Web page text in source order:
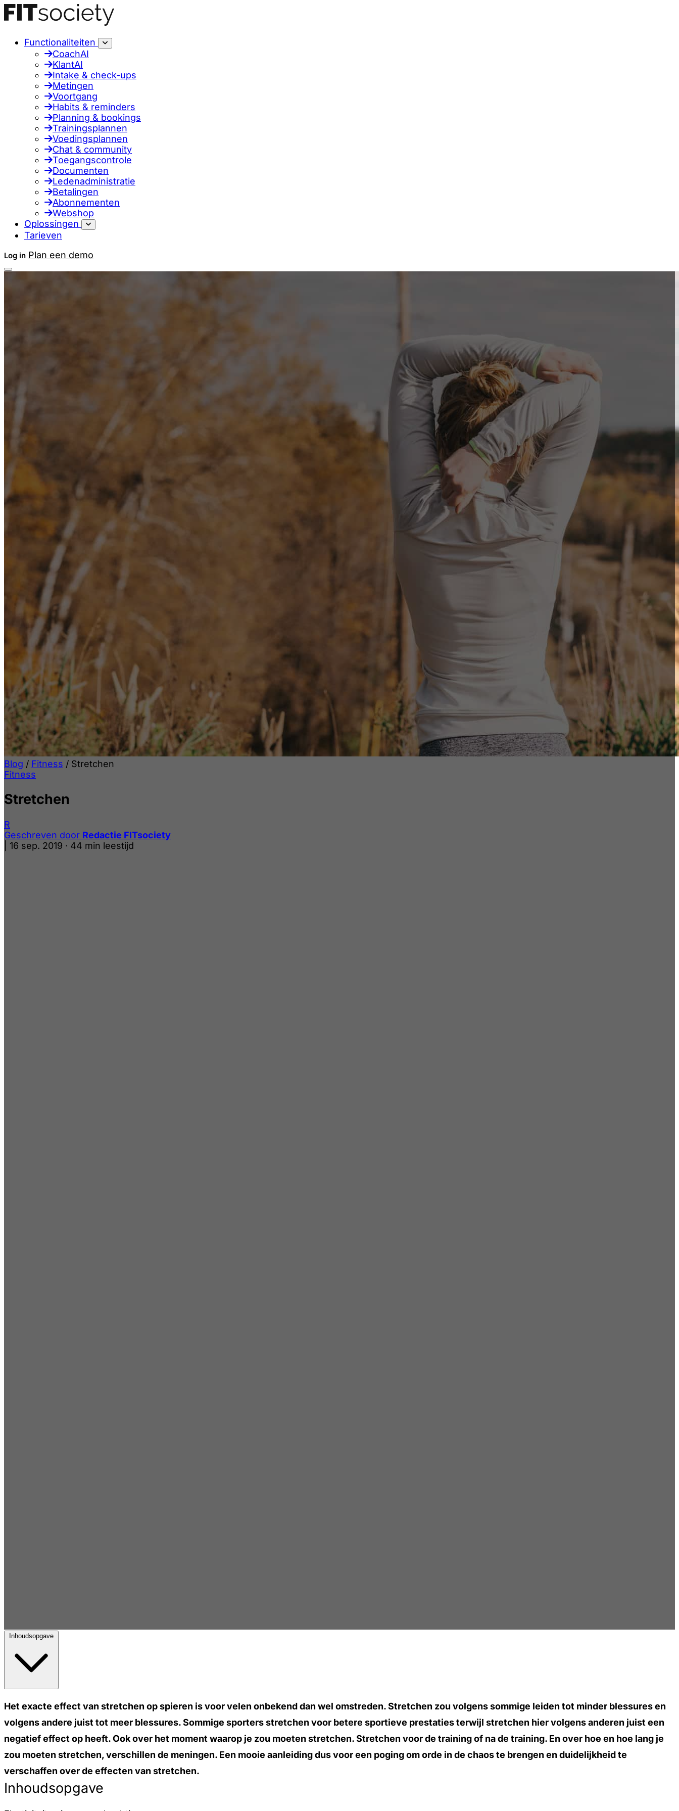
Functionaliteiten
CoachAI
KlantAI
Intake & check-ups
Metingen
Voortgang
Habits & reminders
Planning & bookings
Trainingsplannen
Voedingsplannen
Chat & community
Toegangscontrole
Documenten
Ledenadministratie
Betalingen
Abonnementen
Webshop
Oplossingen
Tarieven
Log in Plan een demo
Blog / Fitness / Stretchen
Fitness
Stretchen
R
Geschreven door Redactie FITsociety
16 sep. 2019 · 44 min leestijd
Inhoudsopgave
Het exacte effect van stretchen op spieren is voor velen onbekend dan wel omstreden. Stretchen zou volgens sommige leiden tot minder blessures en
volgens andere juist tot meer blessures. Sommige sporters stretchen voor betere sportieve prestaties terwijl stretchen hier volgens anderen juist een
negatief effect op heeft. Ook over het moment waarop je zou moeten stretchen. Stretchen voor de training of na de training. En over hoe en hoe lang je
zou moeten stretchen, verschillen de meningen. Een mooie aanleiding dus voor een poging om orde in de chaos te brengen en duidelijkheid te
verschaffen over de effecten van stretchen.
Inhoudsopgave